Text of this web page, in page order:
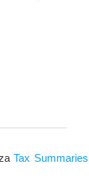
Tax Summaries